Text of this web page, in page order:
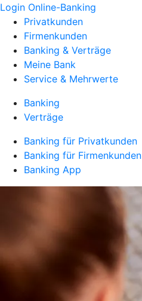
Login Online-Banking
Privatkunden
Firmenkunden
Banking & Verträge
Meine Bank
Service & Mehrwerte
Banking
Verträge
Banking für Privatkunden
Banking für Firmenkunden
Banking App